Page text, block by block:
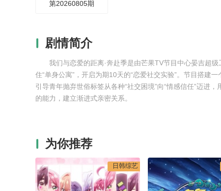
第20260805期
剧情简介
我们与恋爱的距离·奔赴季是由芒果TV节目中心晏吉超
住“单身公寓”，开启为期10天的“恋爱社交实验”。节目搭建
引导青年抛弃世俗标签从各种“社交困境”向“情感信任”迈进
的能力，建立渐进式亲密关系。
为你推荐
日韩综艺